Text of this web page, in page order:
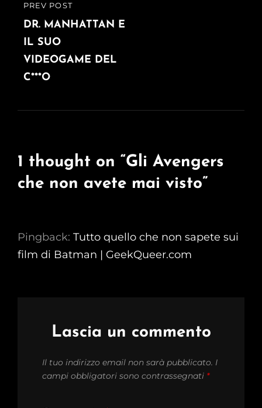
PREVIOUS
POST
PREV POST
DR. MANHATTAN E
IL SUO
VIDEOGAME DEL
C***O
1 thought on “Gli Avengers
che non avete mai visto”
Pingback: Tutto quello che non sapete sui
film di Batman | GeekQueer.com
Lascia un commento
Il tuo indirizzo email non sarà pubblicato. I
campi obbligatori sono contrassegnati *